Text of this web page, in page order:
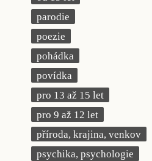
parodie
poezie
pohádka
povídka
pro 13 až 15 let
pro 9 až 12 let
příroda, krajina, venkov
psychika, psychologie